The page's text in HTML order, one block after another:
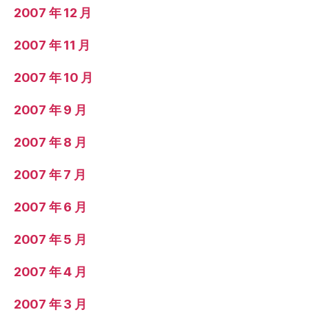
2007 年 12 月
2007 年 11 月
2007 年 10 月
2007 年 9 月
2007 年 8 月
2007 年 7 月
2007 年 6 月
2007 年 5 月
2007 年 4 月
2007 年 3 月